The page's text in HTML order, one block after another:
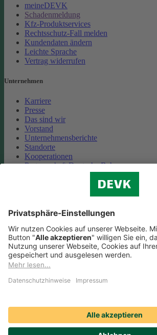
meineDEVK
Schadenmeldung
Kfz-Produktservices
Rechtsschutz-Fall melden
Kundendaten ändern
Leichte Sprache
Vertrag widerrufen
Unternehmen
Karriere
Presse
Das sind wir
Vorstand
Unternehmensberichte
Standorte
Kooperationen
Partnerschaft Deutsche Bahn
Cookie-Einstellungen
Datenschutz
Impressum
Streitbeilegung
Nutzungshinweise
Compliance
Social Media Icons sowie Verlinkungen, die mit